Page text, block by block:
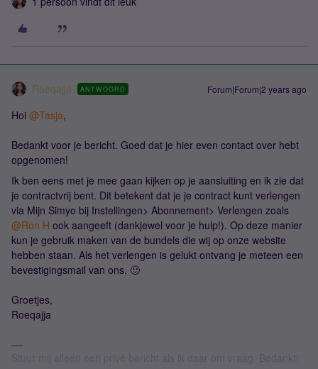
Roeqajja ANTWOORD Forum|Forum|2 years ago
Hoi @Tasja,
Bedankt voor je bericht. Goed dat je hier even contact over hebt
opgenomen!
Ik ben eens met je mee gaan kijken op je aansluiting en ik zie dat
je contractvrij bent. Dit betekent dat je je contract kunt verlengen
via Mijn Simyo bij Instellingen> Abonnement> Verlengen zoals
@Ron H ook aangeeft (dankjewel voor je hulp!). Op deze manier
kun je gebruik maken van de bundels die wij op onze website
hebben staan. Als het verlengen is gelukt ontvang je meteen een
bevestigingsmail van ons. 🙂
Groetjes,
Roeqajja